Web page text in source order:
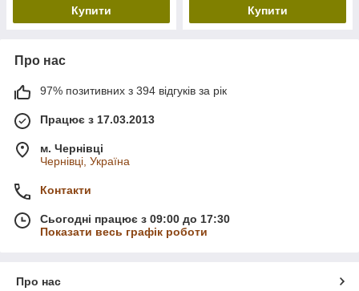
Купити Купити
Про нас
97% позитивних з 394 відгуків за рік
Працює з 17.03.2013
м. Чернівці
Чернівці, Україна
Контакти
Сьогодні працює з 09:00 до 17:30
Показати весь графік роботи
Про нас